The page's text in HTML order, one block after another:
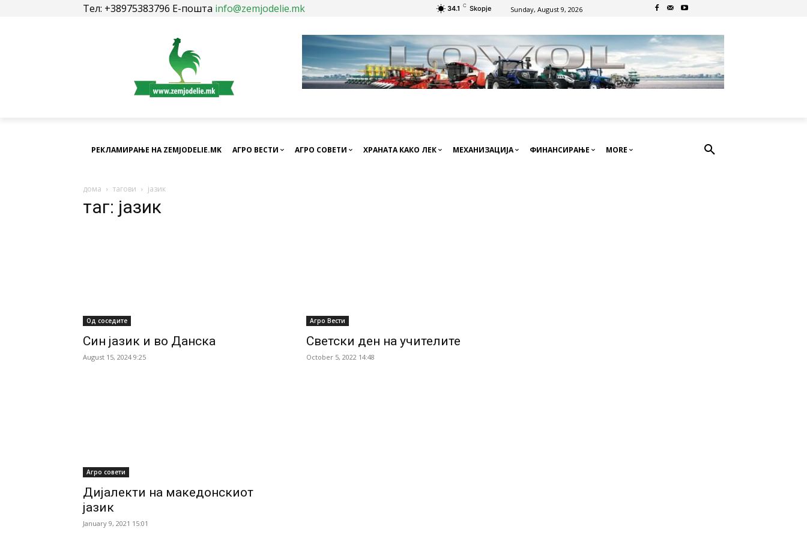
Тел: +38975383796 Е-пошта info@zemjodelie.mk 34.1 C Skopje Sunday, August 9, 2026
РЕКЛАМИРАЊЕ НА ZEMJODELIE.MK АГРО ВЕСТИ АГРО СОВЕТИ ХРАНАТА КАКО ЛЕК МЕХАНИЗАЦИЈА ФИНАНСИРАЊЕ MORE
дома тагови јазик
таг: јазик
Од соседите
Син јазик и во Данска
August 15, 2024 9:25
Агро Вести
Светски ден на учителите
October 5, 2022 14:48
Агро совети
Дијалекти на македонскиот
јазик
January 9, 2021 15:01